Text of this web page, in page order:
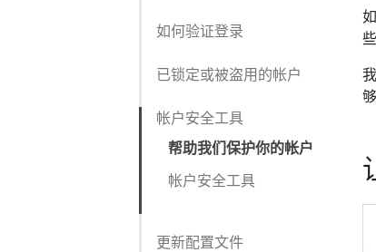
如何验证登录
已锁定或被盗用的帐户
帐户安全工具
帮助我们保护你的帐户
帐户安全工具
更新配置文件